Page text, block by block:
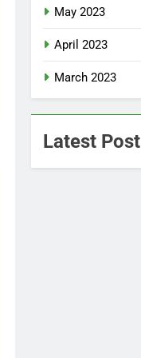
May 2023
April 2023
March 2023
Latest Post